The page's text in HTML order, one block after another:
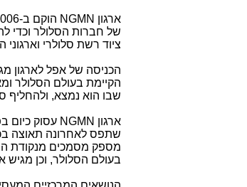
של חברות הסלולר וכדי
ציוד רשת סלולרי
הכניסה של אפל לארגון
הקיימת בעולם הסלולר
שבו הוא נמצא, ולהחליף
שתפס לאחרונה תאוצה
מספק מסמכים מנקודת
בעולם הסלולר, וכן